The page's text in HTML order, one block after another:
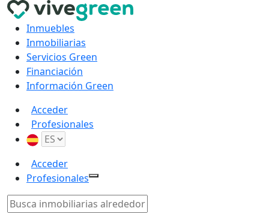
Inmuebles
Inmobiliarias
Servicios Green
Financiación
Información Green
Acceder
Profesionales
Acceder
Profesionales